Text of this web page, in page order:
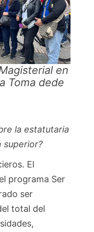
en
Toma dede
la estatutaria
superior?
El
programa Ser
ser
total del